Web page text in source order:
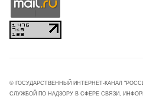
© ГОСУДАРСТВЕННЫЙ ИНТЕРНЕТ-КАНАЛ
СЛУЖБОЙ ПО НАДЗОРУ В СФЕРЕ СВЯЗИ,